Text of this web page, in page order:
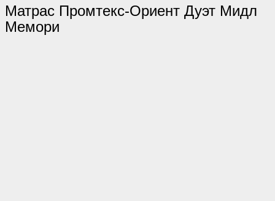
Матрас Промтекс-Ориент Дуэт Мидл
Мемори